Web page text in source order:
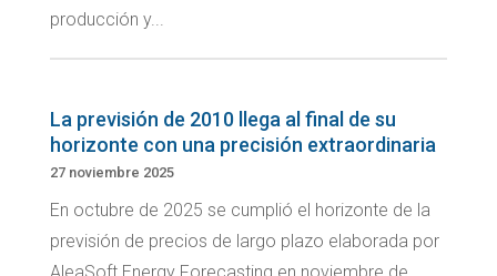
producción y...
La previsión de 2010 llega al final de su
horizonte con una precisión extraordinaria
27 noviembre 2025
En octubre de 2025 se cumplió el horizonte de la
previsión de precios de largo plazo elaborada por